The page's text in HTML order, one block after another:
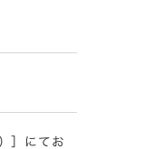
］にてお